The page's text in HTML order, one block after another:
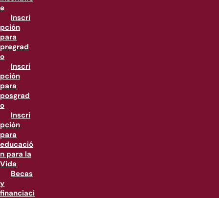
e
Inscri
pción
para
pregrad
o
Inscri
pción
para
posgrad
o
Inscri
pción
para
educació
n para la
Vida
Becas
y
financiaci